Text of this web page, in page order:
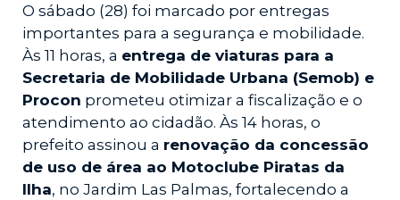
O sábado (28) foi marcado por entregas
importantes para a segurança e mobilidade.
Às 11 horas, a entrega de viaturas para a
Secretaria de Mobilidade Urbana (Semob) e
Procon prometeu otimizar a fiscalização e o
atendimento ao cidadão. Às 14 horas, o
prefeito assinou a renovação da concessão
de uso de área ao Motoclube Piratas da
Ilha, no Jardim Las Palmas, fortalecendo a